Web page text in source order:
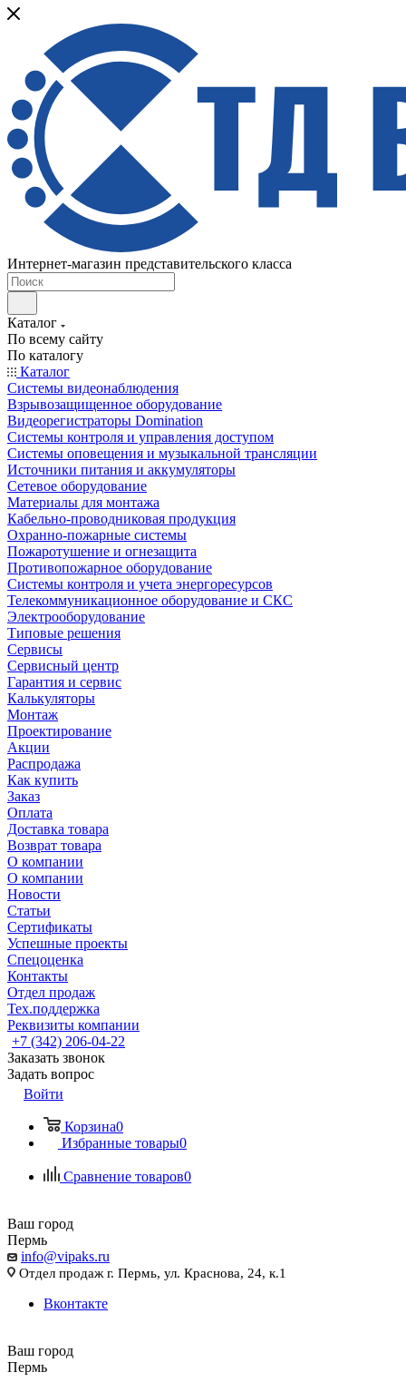
Интернет-магазин представительского класса
Каталог
По всему сайту
По каталогу
Каталог
Системы видеонаблюдения
Взрывозащищенное оборудование
Видеорегистраторы Domination
Системы контроля и управления доступом
Системы оповещения и музыкальной трансляции
Источники питания и аккумуляторы
Сетевое оборудование
Материалы для монтажа
Кабельно-проводниковая продукция
Охранно-пожарные системы
Пожаротушение и огнезащита
Противопожарное оборудование
Системы контроля и учета энергоресурсов
Телекоммуникационное оборудование и СКС
Электрооборудование
Типовые решения
Сервисы
Сервисный центр
Гарантия и сервис
Калькуляторы
Монтаж
Проектирование
Акции
Распродажа
Как купить
Заказ
Оплата
Доставка товара
Возврат товара
О компании
О компании
Новости
Статьи
Сертификаты
Успешные проекты
Спецоценка
Контакты
Отдел продаж
Тех.поддержка
Реквизиты компании
+7 (342) 206-04-22
Заказать звонок
Задать вопрос
Войти
Корзина0
Избранные товары0
Сравнение товаров0
Ваш город
Пермь
info@vipaks.ru
Отдел продаж г. Пермь, ул. Краснова, 24, к.1
Вконтакте
Ваш город
Пермь